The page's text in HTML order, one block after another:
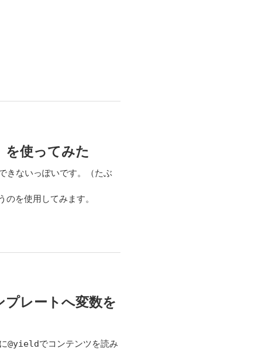
使ってみた
きないっぽいです。（たぶ
を使用してみます。
レートへ変数を
@yieldでコンテンツを読み